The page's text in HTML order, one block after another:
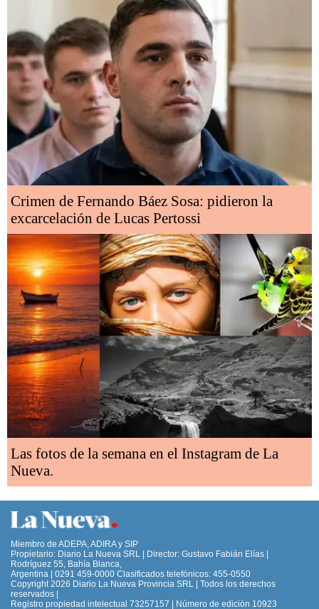
Crimen de Fernando Báez Sosa: pidieron la
excarcelación de Lucas Pertossi
Las fotos de la semana en el Instagram de La
Nueva.
Miembro de ADEPA, ADIRA y SIP
Propietario: Diario La Nueva SRL | Director: Gustavo Fabián Elías |
Rodríguez 55, Bahía Blanca,
Argentina | 0291 459-0000 Clasificados telefónicos: 455-0550
Copyright 2026 Diario La Nueva Provincia SRL | Todos los derechos
reservados |
Registro propiedad intelectual 73257157 | Número de edición 10923